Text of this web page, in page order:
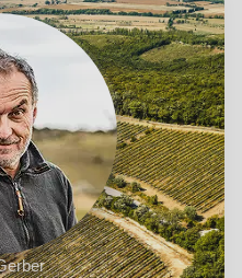
mare, formaggi freschi e
che racconta la Toscana
simbolo di sostenibilità e
→